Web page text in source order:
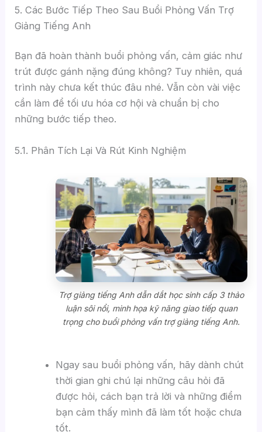
5. Các Bước Tiếp Theo Sau Buổi Phỏng Vấn Trợ
Giảng Tiếng Anh
Bạn đã hoàn thành buổi phỏng vấn, cảm giác như
trút được gánh nặng đúng không? Tuy nhiên, quá
trình này chưa kết thúc đâu nhé. Vẫn còn vài việc
cần làm để tối ưu hóa cơ hội và chuẩn bị cho
những bước tiếp theo.
5.1. Phân Tích Lại Và Rút Kinh Nghiệm
Trợ giảng tiếng Anh dẫn dắt học sinh cấp 3 thảo
luận sôi nổi, minh họa kỹ năng giao tiếp quan
trọng cho buổi phỏng vấn trợ giảng tiếng Anh.
Ngay sau buổi phỏng vấn, hãy dành chút
thời gian ghi chú lại những câu hỏi đã
được hỏi, cách bạn trả lời và những điểm
bạn cảm thấy mình đã làm tốt hoặc chưa
tốt.